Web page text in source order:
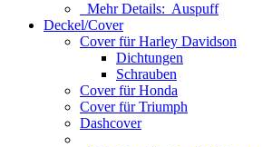
Mehr Details: Auspuff
Deckel/Cover
Cover für Harley Davidson
Dichtungen
Schrauben
Cover für Honda
Cover für Triumph
Dashcover